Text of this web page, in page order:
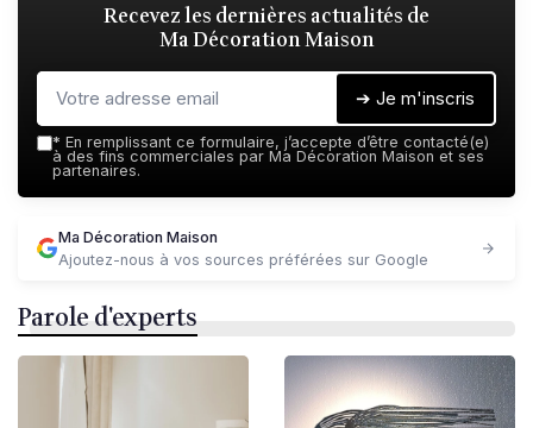
Recevez les dernières actualités de
Ma Décoration Maison
➔ Je m'inscris
* En remplissant ce formulaire, j’accepte d’être contacté(e)
à des fins commerciales par Ma Décoration Maison et ses
partenaires.
Ma Décoration Maison
Ajoutez-nous à vos sources préférées sur Google
Parole d'experts